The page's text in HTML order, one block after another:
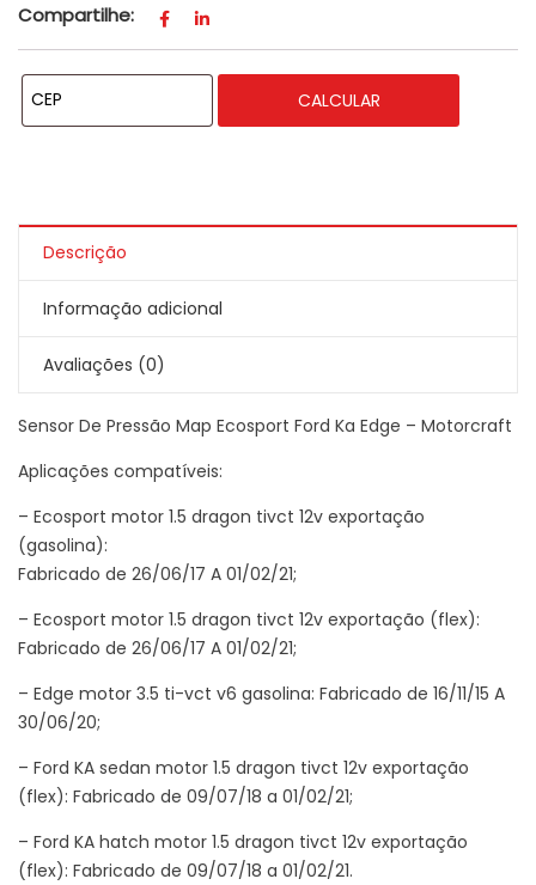
Compartilhe:
CALCULAR
Descrição
Informação adicional
Avaliações (0)
Sensor De Pressão Map Ecosport Ford Ka Edge – Motorcraft
Aplicações compatíveis:
– Ecosport motor 1.5 dragon tivct 12v exportação
(gasolina):
Fabricado de 26/06/17 A 01/02/21;
– Ecosport motor 1.5 dragon tivct 12v exportação (flex):
Fabricado de 26/06/17 A 01/02/21;
– Edge motor 3.5 ti-vct v6 gasolina: Fabricado de 16/11/15 A
30/06/20;
– Ford KA sedan motor 1.5 dragon tivct 12v exportação
(flex): Fabricado de 09/07/18 a 01/02/21;
– Ford KA hatch motor 1.5 dragon tivct 12v exportação
(flex): Fabricado de 09/07/18 a 01/02/21.